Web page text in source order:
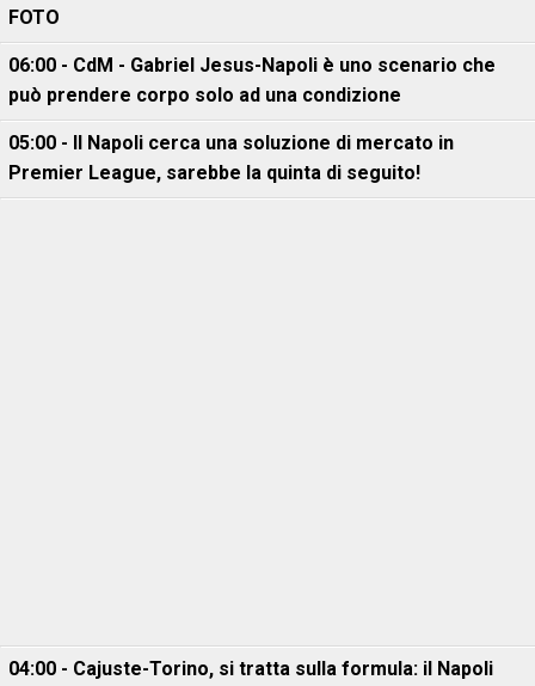
FOTO
06:00 - CdM - Gabriel Jesus-Napoli è uno scenario che
può prendere corpo solo ad una condizione
05:00 - Il Napoli cerca una soluzione di mercato in
Premier League, sarebbe la quinta di seguito!
04:00 - Cajuste-Torino, si tratta sulla formula: il Napoli